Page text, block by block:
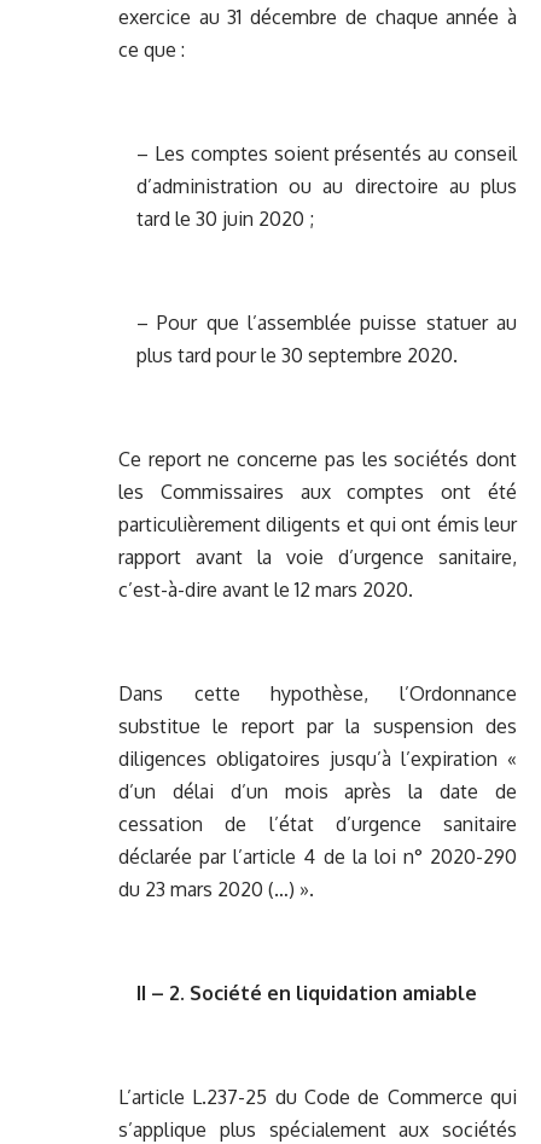
exercice au 31 décembre de chaque année à
ce que :
– Les comptes soient présentés au conseil
d’administration ou au directoire au plus
tard le 30 juin 2020 ;
– Pour que l’assemblée puisse statuer au
plus tard pour le 30 septembre 2020.
Ce report ne concerne pas les sociétés dont
les Commissaires aux comptes ont été
particulièrement diligents et qui ont émis leur
rapport avant la voie d’urgence sanitaire,
c’est-à-dire avant le 12 mars 2020.
Dans cette hypothèse, l’Ordonnance
substitue le report par la suspension des
diligences obligatoires jusqu’à l’expiration «
d’un délai d’un mois après la date de
cessation de l’état d’urgence sanitaire
déclarée par l’article 4 de la loi n° 2020-290
du 23 mars 2020 (…) ».
II – 2. Société en liquidation amiable
L’article L.237-25 du Code de Commerce qui
s’applique plus spécialement aux sociétés